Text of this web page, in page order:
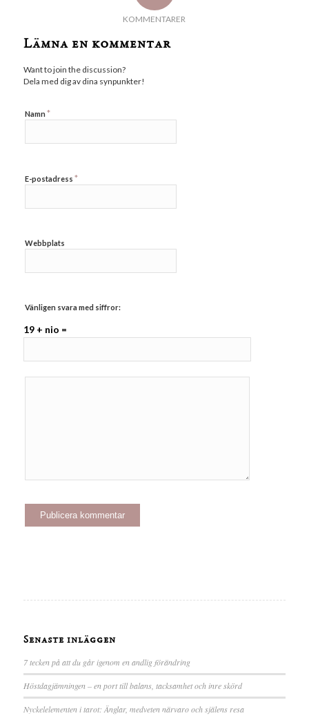
KOMMENTARER
Lämna en kommentar
Want to join the discussion?
Dela med dig av dina synpunkter!
Namn *
E-postadress *
Webbplats
Vänligen svara med siffror:
19 + nio =
Senaste inläggen
7 tecken på att du går igenom en andlig förändring
Höstdagjämningen – en port till balans, tacksamhet och inre skörd
Nyckelelementen i tarot: Änglar, medveten närvaro och själens resa